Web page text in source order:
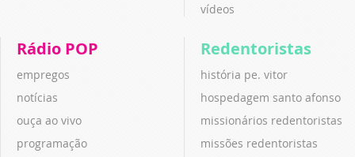
vídeos
Rádio POP
empregos
notícias
ouça ao vivo
programação
Redentoristas
história pe. vitor
hospedagem santo afonso
missionários redentoristas
missões redentoristas